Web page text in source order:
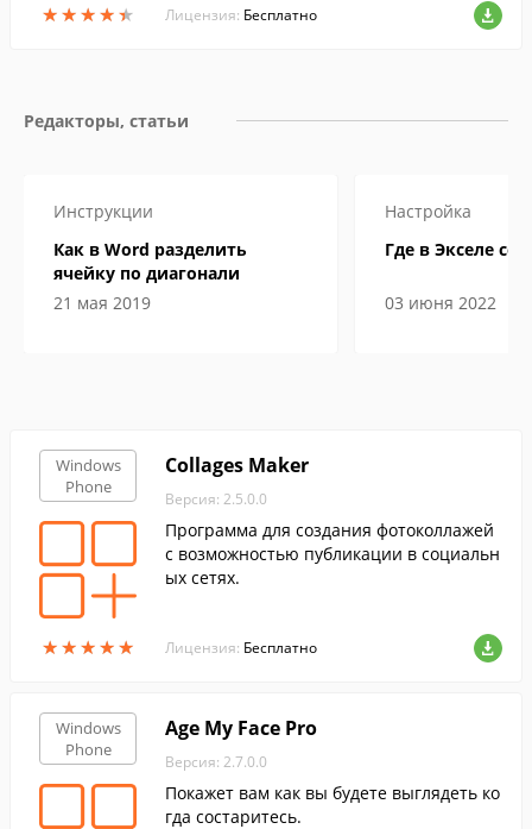
★★★★★
★★★★★ Лицензия: Бесплатно
Редакторы, статьи
Инструкции
Как в Word разделить
ячейку по диагонали
21 мая 2019
Настройка
Где в Экселе
03 июня 2022
Windows
Phone
★★★★★
★★★★★
Collages Maker
Версия: 2.5.0.0
Программа для создания фотоколлажей
с возможностью публикации в социальн
ых сетях.
Лицензия: Бесплатно
Windows
Phone
Age My Face Pro
Версия: 2.7.0.0
Покажет вам как вы будете выглядеть ко
гда состаритесь.